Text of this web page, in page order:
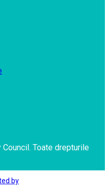
Toate drepturile
by